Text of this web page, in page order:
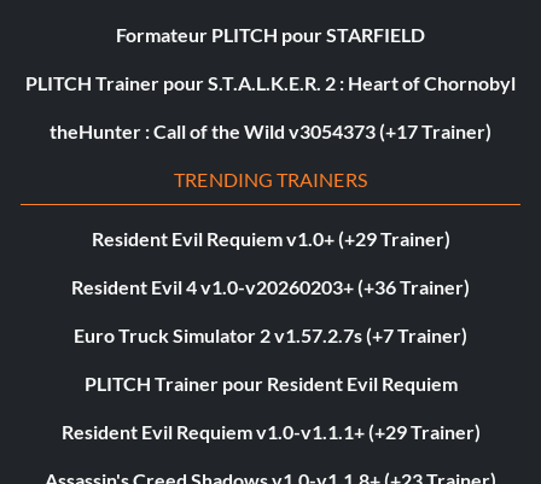
Formateur PLITCH pour STARFIELD
PLITCH Trainer pour S.T.A.L.K.E.R. 2 : Heart of Chornobyl
theHunter : Call of the Wild v3054373 (+17 Trainer)
TRENDING TRAINERS
Resident Evil Requiem v1.0+ (+29 Trainer)
Resident Evil 4 v1.0-v20260203+ (+36 Trainer)
Euro Truck Simulator 2 v1.57.2.7s (+7 Trainer)
PLITCH Trainer pour Resident Evil Requiem
Resident Evil Requiem v1.0-v1.1.1+ (+29 Trainer)